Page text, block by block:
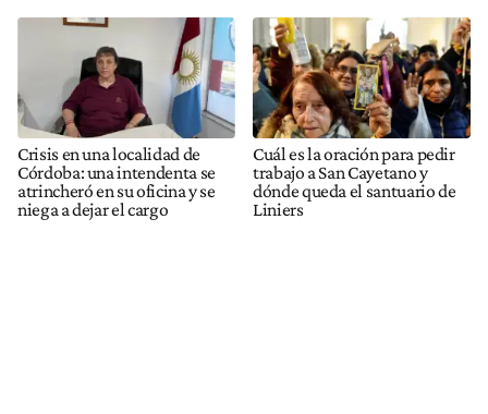
Crisis en una localidad de
Córdoba: una intendenta se
atrincheró en su oficina y se
niega a dejar el cargo
Cuál es la oración para pedir
trabajo a San Cayetano y
dónde queda el santuario de
Liniers